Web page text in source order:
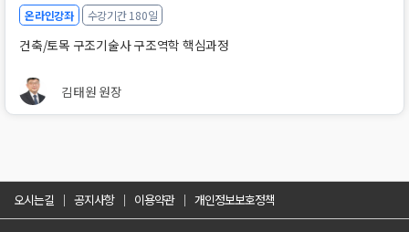
온라인강좌 수강기간 180일
건축/토목 구조기술사 구조역학 핵심과정
김태원 원장
오시는길 공지사항 이용약관 개인정보보호정책